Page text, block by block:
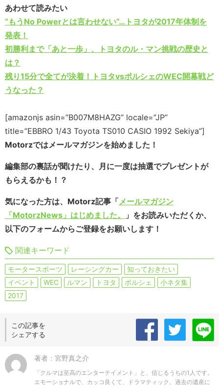
あわせて読みたい
“もうNo Powerとは言わせない”…トヨタが2017年体制を
発表！
初勝利まで「あと一歩」、トヨタのル・マン挑戦の歴史と
は？
残り15分で全てが決着！トヨタvsポルシェのWEC開幕戦ど
うなった？
[amazonjs asin=”B007M8HAZG” locale=”JP”
title=”EBBRO 1/43 Toyota TS010 CASIO 1992 Sekiya”]
Motorzではメールマガジンを始めました！
編集部の裏話が聞けたり、月に一度は抽選でプレゼントが
もらえるかも！？
気になった方は、Motorz記事「メールマガジン
「MotorzNews」はじめました。
」をお読みいただくか、
以下のフォームからご登録をお願いします！
関連キーワード
モータースポーツ レーシングカー
知っておきたい
イベント
WEC ルマン トヨタ ポルシェ
小ネタ集
2017
この記事を
シェアする
著者：宮野真之介
「クルマは至高のエンターテイメント」と、信じるうちの1人です。
エモーショナルで、カッコ良くて、ドラマティック。過去の遺産に